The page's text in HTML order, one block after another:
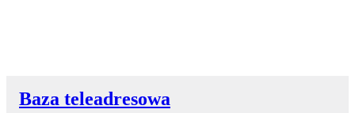
Baza teleadresowa